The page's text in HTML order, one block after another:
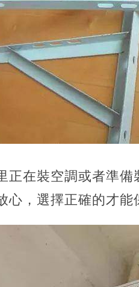
正在裝空調或者準
心，選擇正確的才能